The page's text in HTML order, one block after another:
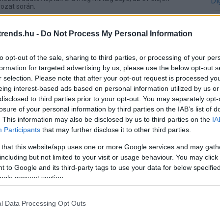
- Do Not Process My Personal Information
opt-out of the sale, sharing to third parties, or processing of your
for targeted advertising by us, please use the below opt-out
selection. Please note that after your opt-out request is processed
interest-based ads based on personal information utilized by us
to third parties prior to your opt-out. You may separately
of your personal information by third parties on the IAB’s list of
This information may also be disclosed by us to third parties on the
Participants that may further disclose it to other third parties.
that this website/app uses one or more Google services and may
but not limited to your visit or usage behaviour. You may
to Google and its third-party tags to use your data for below
consent section.
Data Processing Opt Outs
során.
alkalmazás nem gyűjt és nem
15:06
és használata ingyenes, a taxiszolgáltatók számára
adminisztrációs terhet.
Fórum 2026 – Oda a modern
07:37
tegyék adataikat az AI számára. Egységes
ezt egyszerűbben oldhatják meg, mint kézzel
felépített környezetben, de a felkészülés így
feladatokat ró az IT vezetőkre - trendek és tanácsok az
Fórumról.
stratégiai erőforrás és